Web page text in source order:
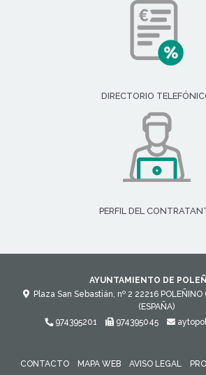
DIRECTORIO
PERFIL DEL
AYUNTAMIENTO DE
Plaza San Sebastián, nº 2 22216 POLEÑINO
(ESPAÑA)
974395201
974395045
CONTACTO MAPA WEB AVISO LEGAL